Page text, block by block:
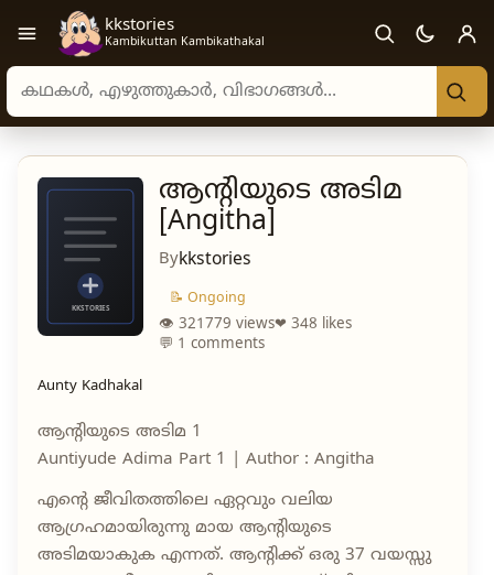
Open navigation menu
kkstories
Kambikuttan Kambikathakal
Search stories, authors, and categories
ആന്റിയുടെ അടിമ
[Angitha]
Bykkstories
📝 Ongoing
👁 321779 views❤ 348 likes
💬 1 comments
Aunty Kadhakal
ആന്റിയുടെ അടിമ 1
Auntiyude Adima Part 1 | Author : Angitha
എന്റെ ജീവിതത്തിലെ ഏറ്റവും വലിയ
ആഗ്രഹമായിരുന്നു മായ ആന്റിയുടെ
അടിമയാകുക എന്നത്. ആന്റിക്ക് ഒരു 37 വയസ്സു